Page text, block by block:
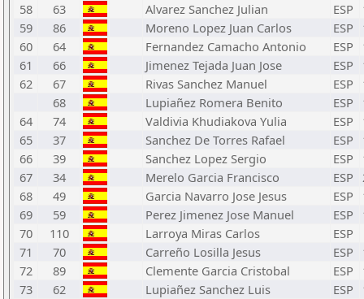
58
63 Alvarez Sanchez Julian ESP
59
86 Moreno Lopez Juan Carlos ESP
60
64 Fernandez Camacho Antonio ESP
61
66 Jimenez Tejada Juan Jose ESP
62
67 Rivas Sanchez Manuel ESP
68
Lupiañez Romera Benito ESP
64
74 Valdivia Khudiakova Yulia ESP
65
37 Sanchez De Torres Rafael ESP
66
39 Sanchez Lopez Sergio ESP
67
34 Merelo Garcia Francisco ESP
68
49 Garcia Navarro Jose Jesus ESP
69
59 Perez Jimenez Jose Manuel ESP
70
110 Larroya Miras Carlos
ESP
71
70 Carreño Losilla Jesus ESP
72
89 Clemente Garcia Cristobal ESP
73
62 Lupiañez Sanchez Luis ESP